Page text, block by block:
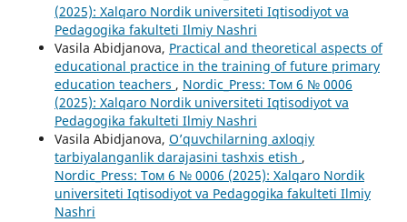
(2025): Xalqaro Nordik universiteti Iqtisodiyot va
Pedagogika fakulteti Ilmiy Nashri
Vasila Abidjanova, Practical and theoretical aspects of
educational practice in the training of future primary
education teachers , Nordic_Press: Том 6 № 0006
(2025): Xalqaro Nordik universiteti Iqtisodiyot va
Pedagogika fakulteti Ilmiy Nashri
Vasila Abidjanova, O’quvchilarning axloqiy
tarbiyalanganlik darajasini tashxis etish ,
Nordic_Press: Том 6 № 0006 (2025): Xalqaro Nordik
universiteti Iqtisodiyot va Pedagogika fakulteti Ilmiy
Nashri